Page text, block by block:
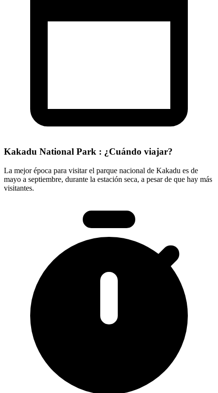
Kakadu National Park : ¿Cuándo viajar?
La mejor época para visitar el parque nacional de Kakadu es de
mayo a septiembre, durante la estación seca, a pesar de que hay más
visitantes.